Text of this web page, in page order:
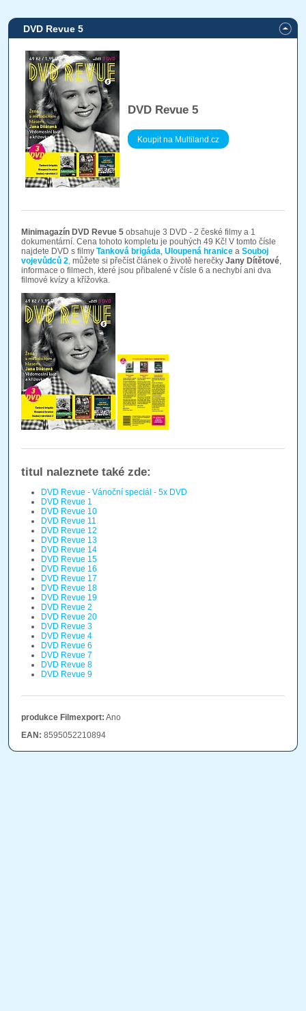
DVD Revue 5
DVD Revue 5
Koupit na Multiland.cz
Minimagazín DVD Revue 5 obsahuje 3 DVD - 2 české filmy a 1
dokumentární. Cena tohoto kompletu je pouhých 49 Kč! V tomto čísle
najdete DVD s filmy Tanková brigáda, Uloupená hranice a Souboj
vojevůdců 2, můžete si přečíst článek o životě herečky Jany Dítětové,
informace o filmech, které jsou přibalené v čísle 6 a nechybí ani dva
filmové kvízy a křížovka.
titul naleznete také zde:
DVD Revue - Vánoční speciál - 5x DVD
DVD Revue 1
DVD Revue 10
DVD Revue 11
DVD Revue 12
DVD Revue 13
DVD Revue 14
DVD Revue 15
DVD Revue 16
DVD Revue 17
DVD Revue 18
DVD Revue 19
DVD Revue 2
DVD Revue 20
DVD Revue 3
DVD Revue 4
DVD Revue 6
DVD Revue 7
DVD Revue 8
DVD Revue 9
produkce Filmexport: Ano
EAN: 8595052210894